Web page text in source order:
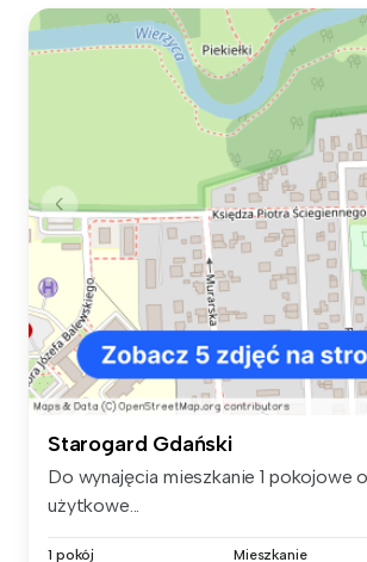
Starogard Gdański
Do wynajęcia mieszkanie 1 pokojowe
użytkowe...
1 pokój Mieszkanie